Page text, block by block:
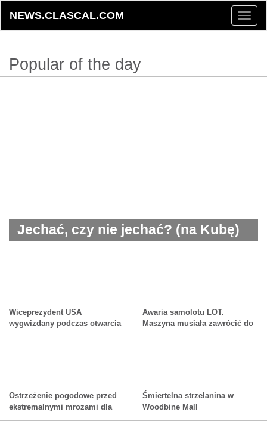
Toggle
NEWS.CLASCAL.COM
Popular of the day
Jechać, czy nie jechać? (na Kubę)
Wiceprezydent USA
wygwizdany podczas otwarcia
Awaria samolotu LOT.
Maszyna musiała zawrócić do
Ostrzeżenie pogodowe przed
ekstremalnymi mrozami dla
GTA
Śmiertelna strzelanina w
Woodbine Mall